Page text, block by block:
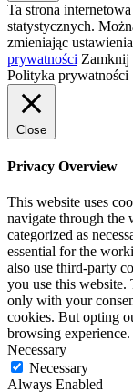
Ta strona
statystycznych.
zmieniając
prywatności Zamknij
Polityka prywatności
Close
Privacy Overview
This website uses
navigate through the
categorized as
essential for the
also use third-party
you use this
only with your
cookies. But opting
browsing experience.
Necessary
Necessary
Always Enabled